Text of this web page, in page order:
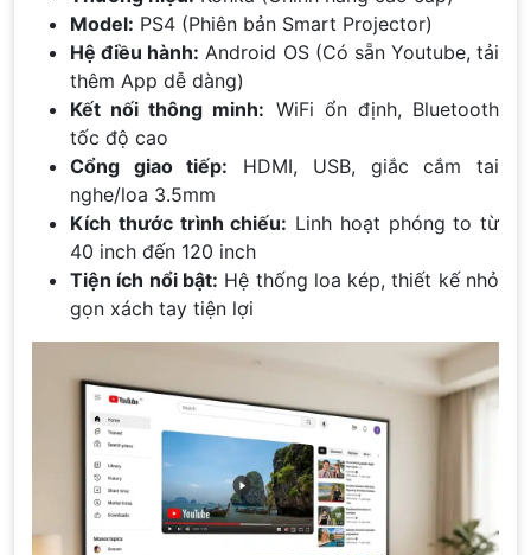
Model: PS4 (Phiên bản Smart Projector)
Hệ điều hành: Android OS (Có sẵn Youtube, tải
thêm App dễ dàng)
Kết nối thông minh: WiFi ổn định, Bluetooth
tốc độ cao
Cổng giao tiếp: HDMI, USB, giắc cắm tai
nghe/loa 3.5mm
Kích thước trình chiếu: Linh hoạt phóng to từ
40 inch đến 120 inch
Tiện ích nổi bật: Hệ thống loa kép, thiết kế nhỏ
gọn xách tay tiện lợi